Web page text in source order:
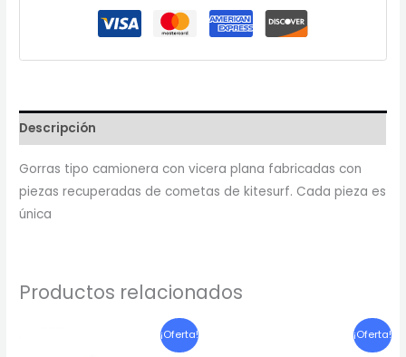
Descripción
Gorras tipo camionera con vicera plana fabricadas con
piezas recuperadas de cometas de kitesurf. Cada pieza es
única
Productos relacionados
¡Oferta! ¡Oferta!